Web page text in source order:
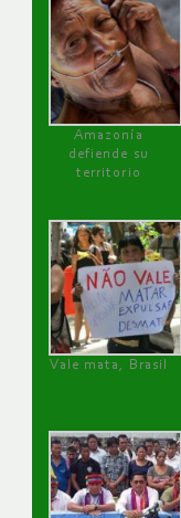
Amazonía
defiende su
territorio
Vale mata, Brasil